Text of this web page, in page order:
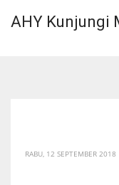
AHY Kunjungi
RABU, 12 SEPTEMBER 2018